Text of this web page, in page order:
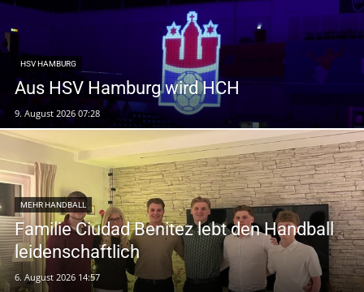
HSV HAMBURG
Aus HSV Hamburg wird HCH
9. August 2026 07:28
MEHR HANDBALL
Familie Ciudad Benitez lebt den Handball
leidenschaftlich
6. August 2026 14:57